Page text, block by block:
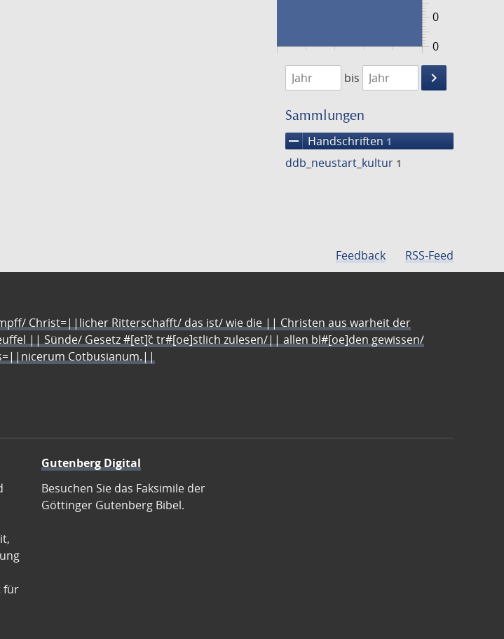
0
0
1474
1475
bis
keyboard_arrow_right
Suche
Sammlungen
remove Handschriften 1
ddb_neustart_kultur 1
Feedback RSS-Feed
Christ=||licher Ritterschafft/ das ist/ wie die || Christen aus warheit der
|| Sünde/ Gesetz #[et]c̃ tr#[oe]stlich zulesen/|| allen bl#[oe]den gewissen/
Cotbusianum.||
für
Gutenberg Digital
Besuchen Sie das Faksimile der
Göttinger Gutenberg Bibel.